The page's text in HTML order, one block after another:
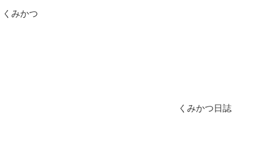
くみかつ
くみかつ日誌